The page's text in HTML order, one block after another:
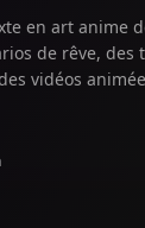
en art anime
de rêve, des
vidéos